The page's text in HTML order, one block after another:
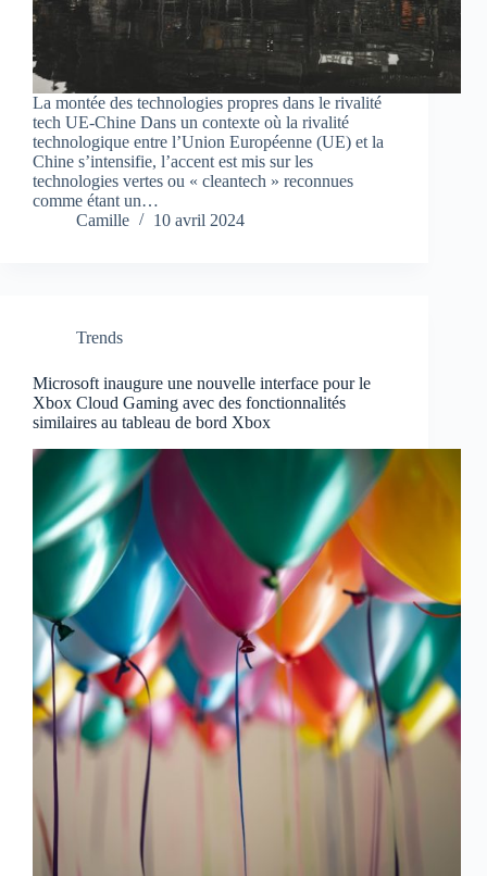
La montée des technologies propres dans le rivalité
tech UE-Chine Dans un contexte où la rivalité
technologique entre l’Union Européenne (UE) et la
Chine s’intensifie, l’accent est mis sur les
technologies vertes ou « cleantech » reconnues
comme étant un…
Camille
10 avril 2024
Trends
Microsoft inaugure une nouvelle interface pour le
Xbox Cloud Gaming avec des fonctionnalités
similaires au tableau de bord Xbox